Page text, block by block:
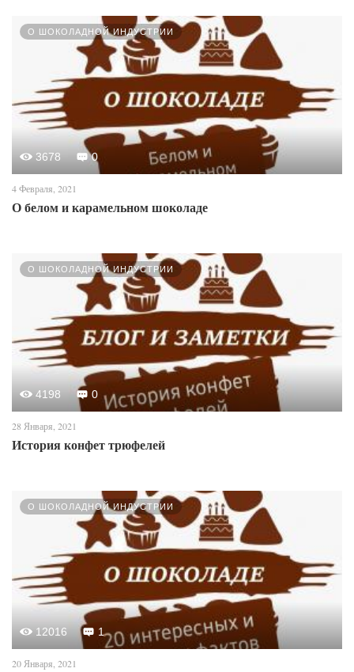
О ШОКОЛАДНОЙ ИНДУСТРИИ
3678 0
4 Февраля, 2021
О белом и карамельном шоколаде
О ШОКОЛАДНОЙ ИНДУСТРИИ
4198 0
28 Января, 2021
История конфет трюфелей
О ШОКОЛАДНОЙ ИНДУСТРИИ
12016 1
20 Января, 2021